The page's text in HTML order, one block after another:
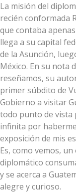
La misión del
recién conformada
que contaba
llega a su capital
de la Asunción,
México. En su nota
reseñamos, su
primer súbdito de
Gobierno a visitar
todo punto de vista
infinita por
exposición de mis
Es, como vemos,
diplomático
y se acerca a
alegre y curioso.